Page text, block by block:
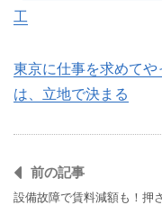
工
東京に仕事を求めて
は、立地で決まる
前の記事
設備故障で賃料減額も！押